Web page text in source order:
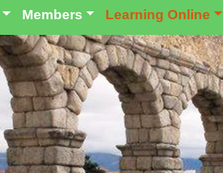
Members Learning Online